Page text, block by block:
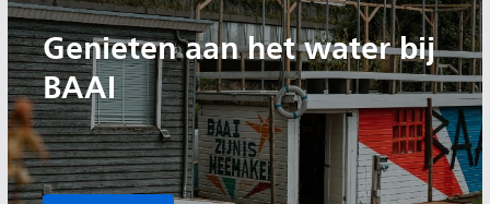
Genieten aan het water bij
BAAI